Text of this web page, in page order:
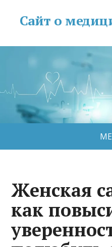
Сайт о
Женская
как